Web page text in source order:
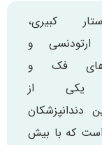
کبیری،
و
فک و
یکی از
دندانپزشکان
که با بیش